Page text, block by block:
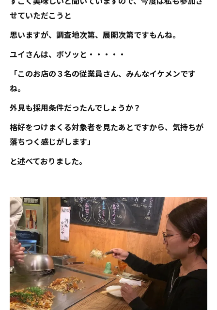
せていただこうと
思いますが、調査地次第、展開次第ですもんね。
ユイさんは、ボソッと・・・・・
「このお店の３名の従業員さん、みんなイケメンです
ね。
外見も採用条件だったんでしょうか？
格好をつけまくる対象者を見たあとですから、気持ちが
落ちつく感じがします」
と述べておりました。